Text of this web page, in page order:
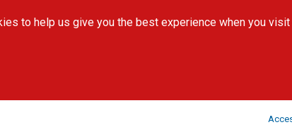
to help us give you the best experience when you